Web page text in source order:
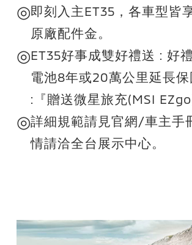
◎即刻入主ET35，各車型皆
原廠配件金。
◎ET35好事成雙好禮送 : 好
電池8年或20萬公里延長
:『贈送微星旅充(MSI EZgo)
◎詳細規範請見官網/車主手
情請洽全台展示中心。